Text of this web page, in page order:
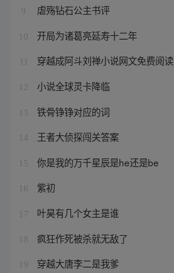
9 虐殇钻石公主书评
10 开局为诸葛亮延寿十二年
穿越成阿斗刘禅小说网文免费阅读
12 小说全球灵卡降临
13 铁骨铮铮对应的词
14 王者大侦探闯关答案
15 你是我的万千星辰是he还是be
16 紫初
17 叶昊有几个女主是谁
18 疯狂作死被杀就无敌了
19 穿越大唐李二是我爹